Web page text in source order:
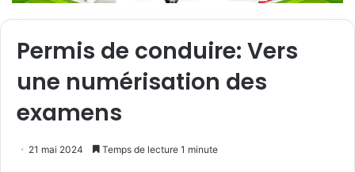
Permis de conduire: Vers
une numérisation des
examens
21 mai 2024 Temps de lecture 1 minute